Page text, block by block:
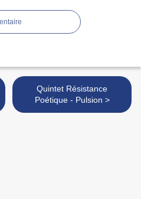
Quintet Résistance
Poétique - Pulsion >